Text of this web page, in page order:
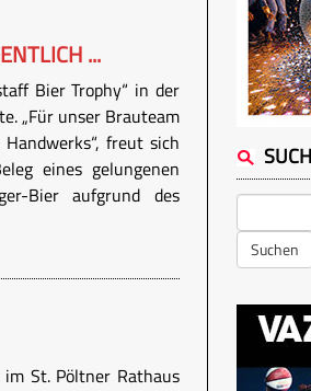
...
Bier Trophy“ in der
„Für unser Brauteam
freut sich
eines gelungenen
Bier aufgrund des
St. Pöltner Rathaus
Suchen